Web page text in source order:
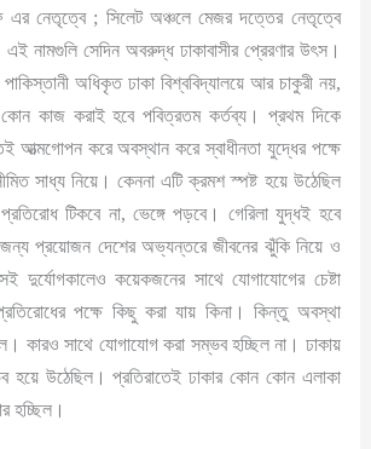
এর নেতৃত্বে ; সিলেট অঞ্চলে মেজর দত্তের নেতৃত্বে
নামগুলি সেদিন অবরুদ্ধ ঢাকাবাসীর প্রেরণার উৎস।
অধিকৃত ঢাকা বিশ্ববিদ্যালয়ে আর চাকুরী নয়,
কাজ করাই হবে পবিত্রতম কর্তব্য। প্রথম দিকে
আত্মগোপন করে অবস্থান করে স্বাধীনতা যুদ্ধের পক্ষে
সাধ্য নিয়ে। কেননা এটি ক্রমশ স্পষ্ট হয়ে উঠেছিল
টিকবে না, ভেঙ্গে পড়বে। গেরিলা যুদ্ধই হবে
প্রয়োজন দেশের অভ্যন্তরে জীবনের ঝুঁকি নিয়ে ও
দুর্যোগকালেও কয়েকজনের সাথে যোগাযোগের চেষ্টা
পক্ষে কিছু করা যায় কিনা। কিন্তু অবস্থা
কারও সাথে যোগাযোগ করা সম্ভব হচ্ছিল না। ঢাকায়
উঠেছিল। প্রতিরাতেই ঢাকার কোন কোন এলাকা
হচ্ছিল।